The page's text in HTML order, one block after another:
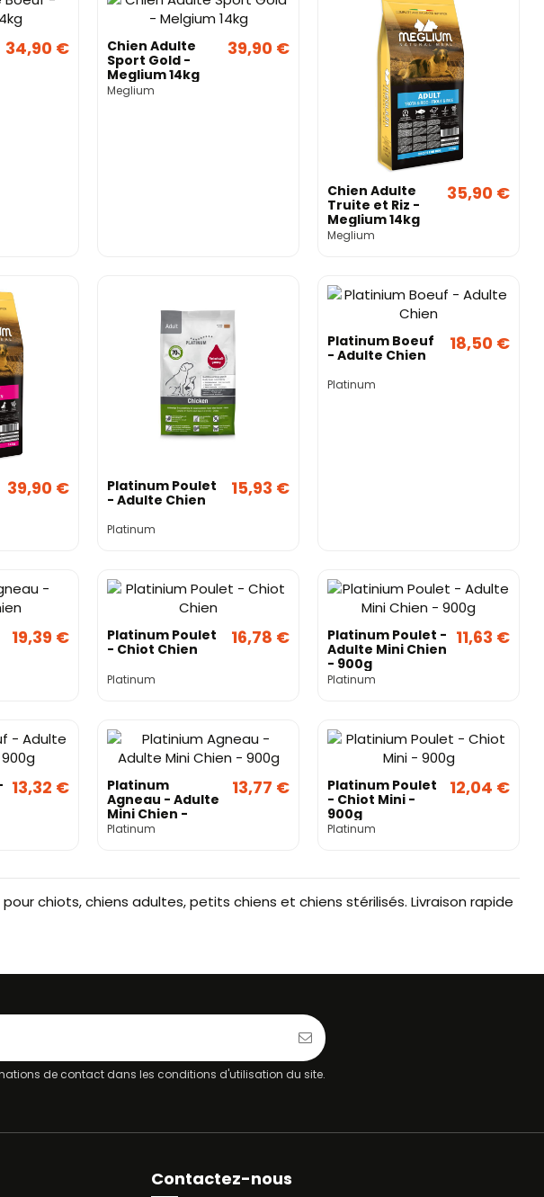
34,90 €
Chien Adulte
Sport Gold -
Meglium 14kg
Meglium
39,90 €
Chien Adulte
Truite et Riz -
Meglium 14kg
Meglium
35,90 €
39,90 €
Platinum Poulet
- Adulte Chien
Platinum
15,93 €
Platinum Boeuf
- Adulte Chien
Platinum
18,50 €
19,39 €
Platinum Poulet
- Chiot Chien
Platinum
16,78 €
Platinum Poulet -
Adulte Mini Chien
- 900g
Platinum
11,63 €
13,32 €
Platinum
Agneau - Adulte
Mini Chien -
900g
Platinum
13,77 €
Platinum Poulet
- Chiot Mini -
900g
Platinum
12,04 €
chiots, chiens adultes, petits chiens et chiens stérilisés. Livraison rapide
de contact dans les conditions d'utilisation du site.
Contactez-nous